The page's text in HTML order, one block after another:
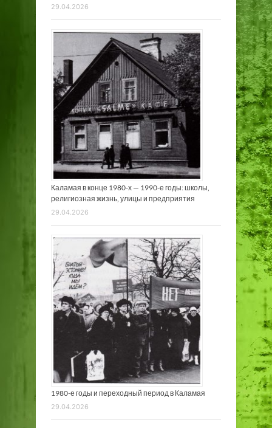
29.04.2026
Каламая в конце 1980-х — 1990-е годы: школы,
религиозная жизнь, улицы и предприятия
29.04.2026
1980-е годы и переходный период в Каламая
29.04.2026